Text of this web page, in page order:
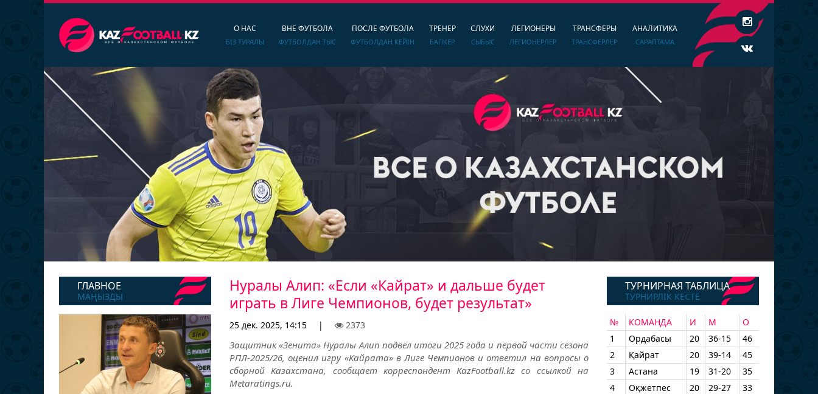
О НАС
БІЗ ТУРАЛЫ
ВНЕ ФУТБОЛА
ФУТБОЛДАН ТЫС
ПОСЛЕ ФУТБОЛА
ФУТБОЛДАН КЕЙІН
ТРЕНЕР
БАПКЕР
СЛУХИ
СЫБЫС
ЛЕГИОНЕРЫ
ЛЕГИОНЕРЛЕР
ТРАНСФЕРЫ
ТРАНСФЕРЛЕР
АНАЛИТИКА
САРАПТАМА
ГЛАВНОЕ
МАҢЫЗДЫ
Нуралы Алип: «Если «Кайрат» и дальше будет
играть в Лиге Чемпионов, будет результат»
25 дек. 2025, 14:15 | 2373
Защитник «Зенита» Нуралы Алип подвёл итоги 2025 года и первой части сезона
РПЛ-2025/26, оценил игру «Кайрата» в Лиге Чемпионов и ответил на вопросы о
сборной Казахстана, сообщает корреспондент KazFootball.kz со ссылкой на
Metaratings.ru.
ТУРНИРНАЯ ТАБЛИЦА
ТУРНИРЛІК КЕСТЕ
№ КОМАНДА И М
О
1
Ордабасы 20 36-15
46
2
Қайрат 20 39-14
45
3
Астана 19 31-20
35
4
Оқжетпес 20 29-27
33